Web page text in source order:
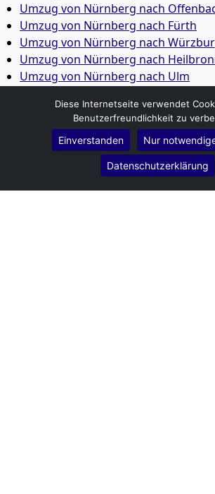
Umzug von Nürnberg nach
Umzug von Nürnberg nach Fürth
Umzug von Nürnberg nach
Umzug von Nürnberg nach
Umzug von Nürnberg nach Ulm
Umzug von Nürnberg nach
Umzug von Nürnberg nach Bottrop
Umzug von Nürnberg nach
Umzug von Nürnberg nach
Umzug von Nürnberg nach
Umzug von Nürnberg nach Koblenz
Diese Internetseite verwendet
Benutzerfreundlichkeit zu
Einverstanden Nur
Datenschutzerklärung